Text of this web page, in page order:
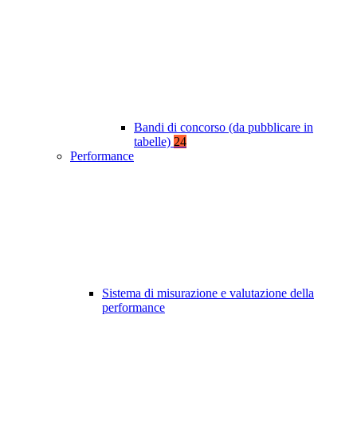
Bandi di concorso (da pubblicare in
tabelle) 24
Performance
Sistema di misurazione e valutazione della
performance